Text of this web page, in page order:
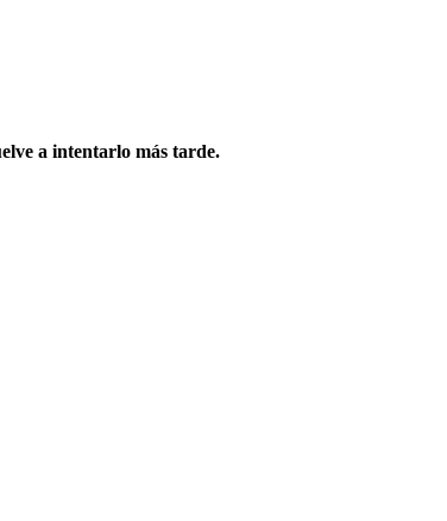
a intentarlo más tarde.